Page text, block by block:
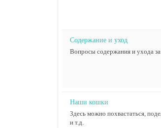
Содержание и уход
Вопросы содержания и ухода
Наши кошки
Здесь можно похвастаться,
и т.д.